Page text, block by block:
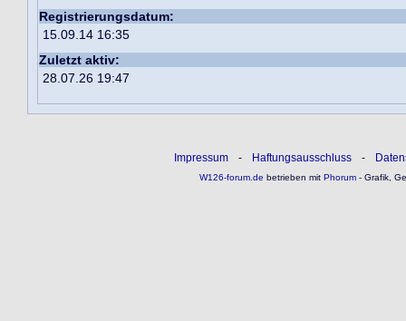
Registrierungsdatum:
15.09.14 16:35
Zuletzt aktiv:
28.07.26 19:47
Impressum - Haftungsausschluss -
W126-forum.de betrieben mitPhorum- Grafik,